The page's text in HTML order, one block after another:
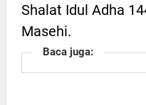
Shalat Idul Adha
Masehi.
Baca juga: